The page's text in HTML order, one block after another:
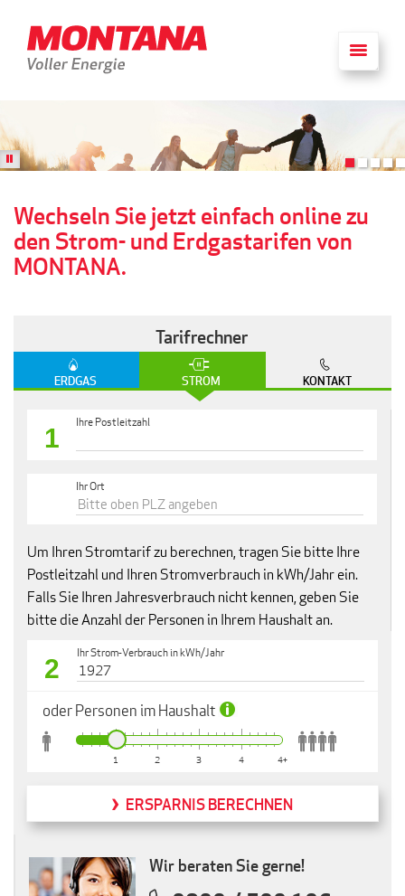
PAUSE
Wechseln Sie jetzt einfach online zu
den Strom- und Erdgastarifen von
MONTANA.
Tarifrechner
ERDGAS STROM KONTAKT
1
Ihre Postleitzahl
Ihr Ort
Um Ihren Stromtarif zu berechnen, tragen Sie bitte Ihre
Postleitzahl und Ihren Stromverbrauch in kWh/Jahr ein.
Falls Sie Ihren Jahresverbrauch nicht kennen, geben Sie
bitte die Anzahl der Personen in Ihrem Haushalt an.
2
Ihr Strom-Verbrauch in kWh/Jahr
oder Personen im Haushalt
1 2 3 4 4+
ERSPARNIS BERECHNEN
Wir beraten Sie gerne!